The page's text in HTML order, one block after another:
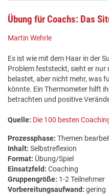
Übung für Coachs: Das
Martin Wehrle
Es ist wie mit dem Haar in der
Problem feststeckt, sieht er
belastet, aber nicht mehr, was
könnte. Ein Thermometer hilft
betrachten und positive
Quelle: Die 100 besten
Prozessphase: Themen
Inhalt: Selbstreflexion
Format: Übung/Spiel
Einsatzfeld: Coaching
Gruppengröße: 1-2 Teilnehmer
Vorbereitungsaufwand: gering